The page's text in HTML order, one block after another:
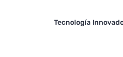
Tecnología